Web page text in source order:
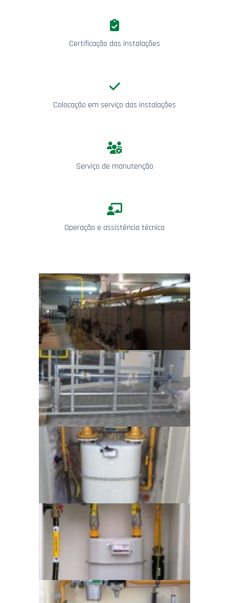
Certificação das instalações
Colocação em serviço das instalações
Serviço de manutenção
Operação e assistência técnica